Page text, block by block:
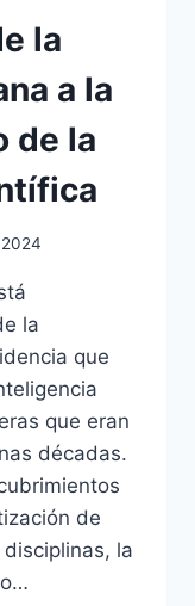
la
a la
de la
la
que
que eran
décadas.
de
la